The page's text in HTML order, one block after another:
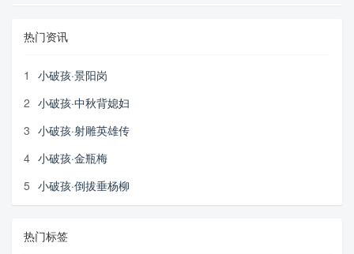
热门资讯
1
小破孩·景阳岗
2 小破孩·中秋背媳妇
3 小破孩·射雕英雄传
4 小破孩·金瓶梅
5 小破孩·倒拔垂杨柳
热门标签